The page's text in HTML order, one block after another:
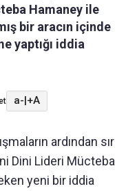
Hamaney ile
bir aracın içinde
yaptığı iddia
a-|+A
ardından sır
Dini Lideri Mücteba
yeni bir iddia